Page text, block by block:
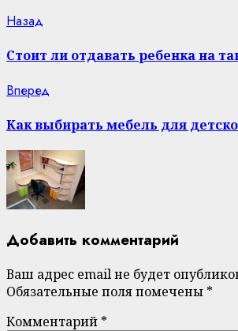
Continue
Reading
Назад
Стоит ли отдавать ребенка на
Вперед
Как выбирать мебель для
Добавить комментарий
Ваш адрес email не будет
Обязательные поля помечены *
Комментарий *